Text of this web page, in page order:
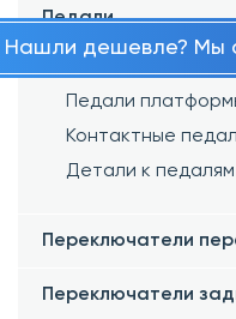
Педали
Педали
Контактные
Детали к педалям
Переключатели
Переключатели
Нашли дешевле? Мы